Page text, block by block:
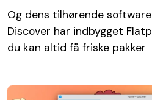
Og dens tilhørende
Discover har indbygget
du kan altid få friske pakker